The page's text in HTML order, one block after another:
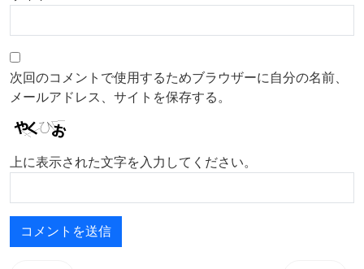
次回のコメントで使用するためブラウザーに自分の名前、
メールアドレス、サイトを保存する。
上に表示された文字を入力してください。